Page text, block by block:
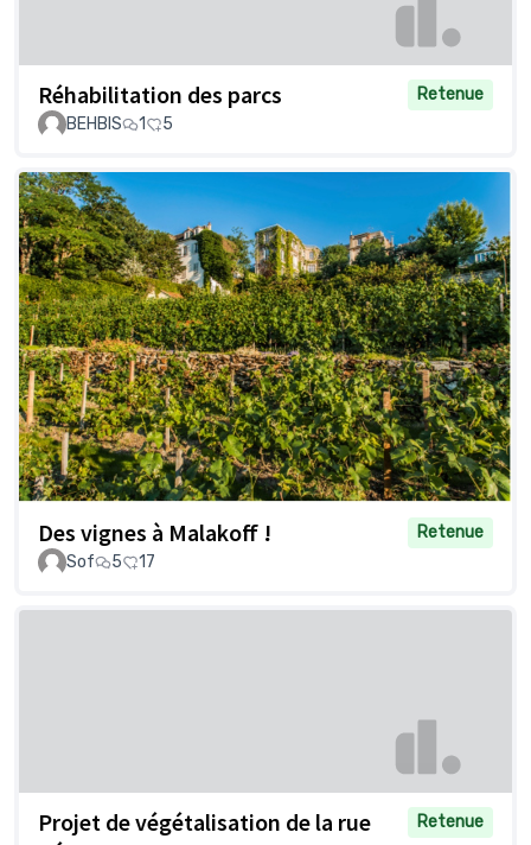
Réhabilitation des parcs
Retenue
BEHBIS
1 5
Des vignes à Malakoff !
Retenue
Sof
5 17
Projet de végétalisation de la rue
Retenue